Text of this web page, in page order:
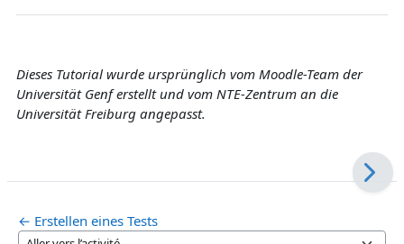
Dieses Tutorial wurde ursprünglich vom Moodle-Team der
Universität Genf erstellt und vom NTE-Zentrum an die
Universität Freiburg angepasst.
← Erstellen eines Tests